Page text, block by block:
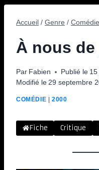
Accueil / Genre / Comédie
À nous de
Par Fabien Publié le 15
Modifié le 29 septembre
COMÉDIE | 2000
Fiche Critique